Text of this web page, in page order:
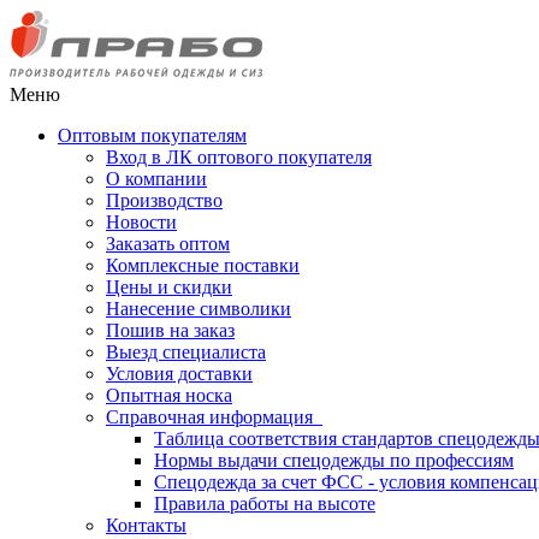
Меню
Оптовым покупателям
Вход в ЛК оптового покупателя
О компании
Производство
Новости
Заказать оптом
Комплексные поставки
Цены и скидки
Нанесение символики
Пошив на заказ
Выезд специалиста
Условия доставки
Опытная носка
Справочная информация
Таблица соответствия стандартов спецодежды
Нормы выдачи спецодежды по профессиям
Спецодежда за счет ФСС - условия
Правила работы на высоте
Контакты